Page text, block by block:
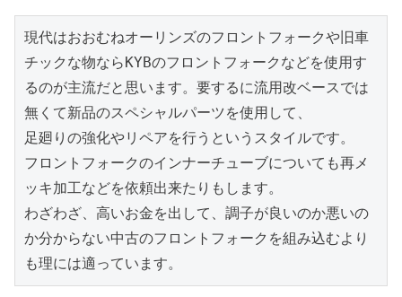
現代はおおむねオーリンズのフロントフォークや旧車
チックな物ならKYBのフロントフォークなどを使用す
るのが主流だと思います。要するに流用改ベースでは
無くて新品のスペシャルパーツを使用して、
足廻りの強化やリペアを行うというスタイルです。
フロントフォークのインナーチューブについても再メ
ッキ加工などを依頼出来たりもします。
わざわざ、高いお金を出して、調子が良いのか悪いの
か分からない中古のフロントフォークを組み込むより
も理には適っています。